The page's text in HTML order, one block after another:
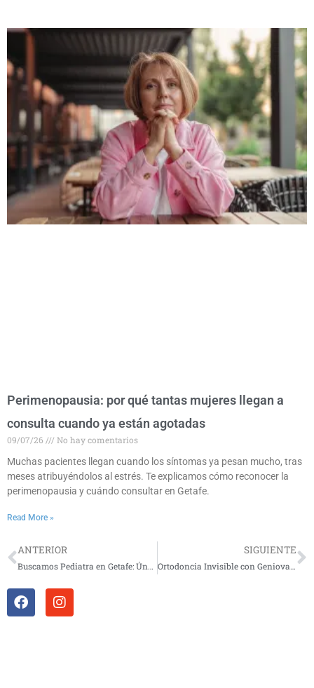
Perimenopausia: por qué tantas mujeres llegan a
consulta cuando ya están agotadas
09/07/26
No hay comentarios
Muchas pacientes llegan cuando los síntomas ya pesan mucho, tras
meses atribuyéndolos al estrés. Te explicamos cómo reconocer la
perimenopausia y cuándo consultar en Getafe.
Read More »
Prev
ANTERIOR
Buscamos Pediatra en Getafe: Únete a Nuestro Equipo Médico
SIGUIENTE
Ortodoncia Invisible con Geniova en Getafe – Semana de la Ortodoncia en Centro Clínico 2000
F
a
I
n